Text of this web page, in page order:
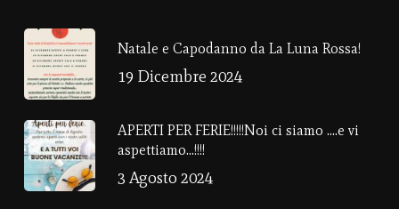
Natale e Capodanno da La Luna Rossa!
19 Dicembre 2024
APERTI PER FERIE!!!!!Noi ci siamo ….e vi
aspettiamo…!!!!
3 Agosto 2024